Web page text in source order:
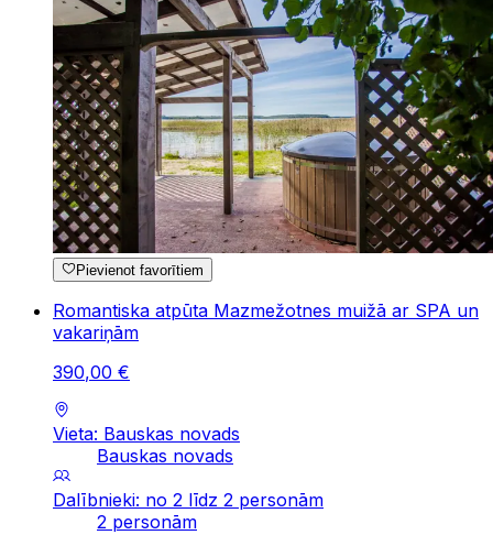
Pievienot favorītiem
Romantiska atpūta Mazmežotnes muižā ar SPA un
vakariņām
390,00 €
Vieta: Bauskas novads
Bauskas novads
Dalībnieki: no 2 līdz 2 personām
2 personām